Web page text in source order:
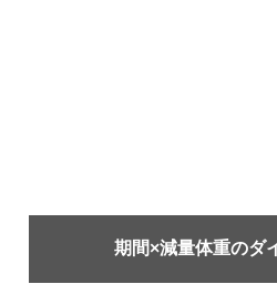
期間×減量体重のダ